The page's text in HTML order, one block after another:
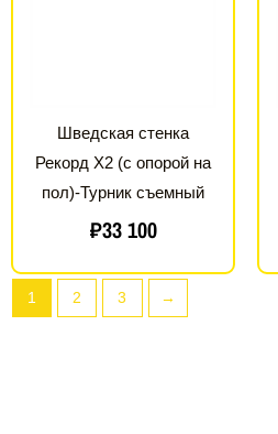
Шведская стенка
Рекорд X2 (с опорой на
пол)-Турник съемный
₽33 100
1 2 3 →